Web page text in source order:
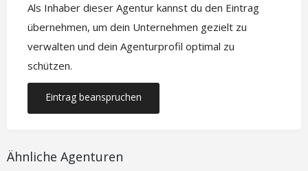
Als Inhaber dieser Agentur kannst du den Eintrag
übernehmen, um dein Unternehmen gezielt zu
verwalten und dein Agenturprofil optimal zu
schützen.
Eintrag beanspruchen
Ähnliche Agenturen